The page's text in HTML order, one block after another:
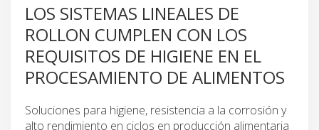
LOS SISTEMAS LINEALES DE
ROLLON CUMPLEN CON LOS
REQUISITOS DE HIGIENE EN EL
PROCESAMIENTO DE ALIMENTOS
Soluciones para higiene, resistencia a la corrosión y
alto rendimiento en ciclos en producción alimentaria